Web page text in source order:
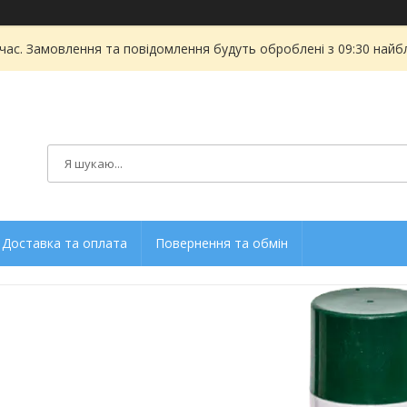
Замовлення та повідомлення будуть оброблені з 09:30
Доставка та оплата Повернення та обмін